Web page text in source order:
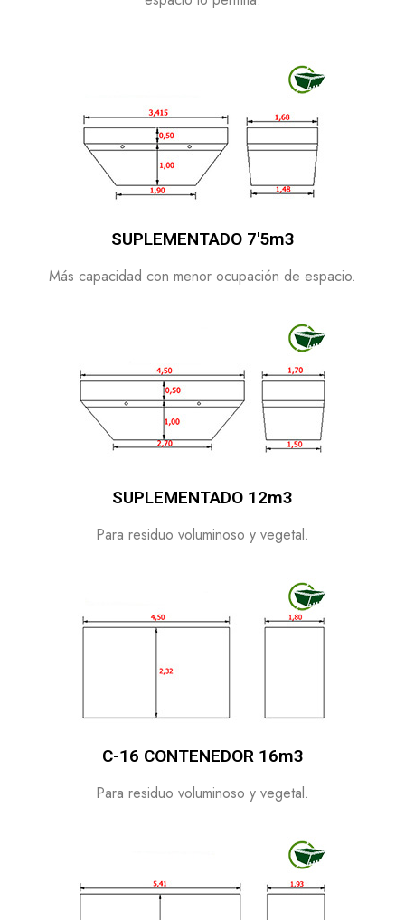
SUPLEMENTADO 7'5m3
Más capacidad con menor ocupación de espacio.
SUPLEMENTADO 12m3
Para residuo voluminoso y vegetal.
C-16 CONTENEDOR 16m3
Para residuo voluminoso y vegetal.